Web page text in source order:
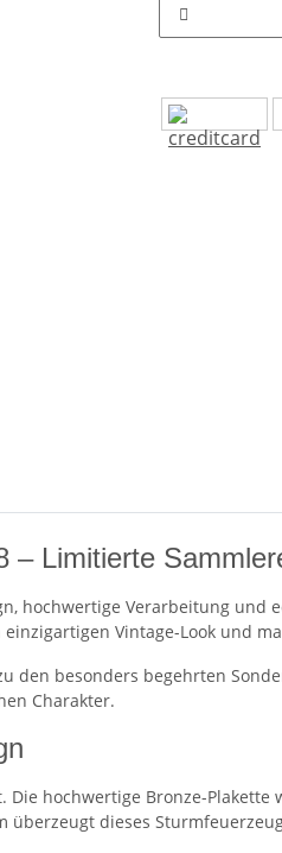
– Limitierte
hochwertige Verarbeitung
Vintage-Look und
den besonders begehrten
Charakter.
hochwertige Bronze-
überzeugt dieses